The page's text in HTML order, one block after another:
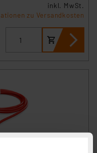
inkl. MwSt.
zu Versandkosten